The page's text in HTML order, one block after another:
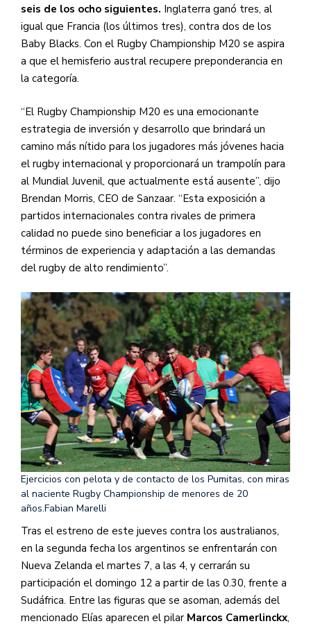
seis de los ocho siguientes. Inglaterra ganó tres, al
igual que Francia (los últimos tres), contra dos de los
Baby Blacks. Con el Rugby Championship M20 se aspira
a que el hemisferio austral recupere preponderancia en
la categoría.
“El Rugby Championship M20 es una emocionante
estrategia de inversión y desarrollo que brindará un
camino más nítido para los jugadores más jóvenes hacia
el rugby internacional y proporcionará un trampolín para
al Mundial Juvenil, que actualmente está ausente”, dijo
Brendan Morris, CEO de Sanzaar. “Esta exposición a
partidos internacionales contra rivales de primera
calidad no puede sino beneficiar a los jugadores en
términos de experiencia y adaptación a las demandas
del rugby de alto rendimiento”.
Ejercicios con pelota y de contacto de los Pumitas, con miras
al naciente Rugby Championship de menores de 20
años.Fabian Marelli
Tras el estreno de este jueves contra los australianos,
en la segunda fecha los argentinos se enfrentarán con
Nueva Zelanda el martes 7, a las 4, y cerrarán su
participación el domingo 12 a partir de las 0.30, frente a
Sudáfrica. Entre las figuras que se asoman, además del
mencionado Elías aparecen el pilar Marcos Camerlinckx,